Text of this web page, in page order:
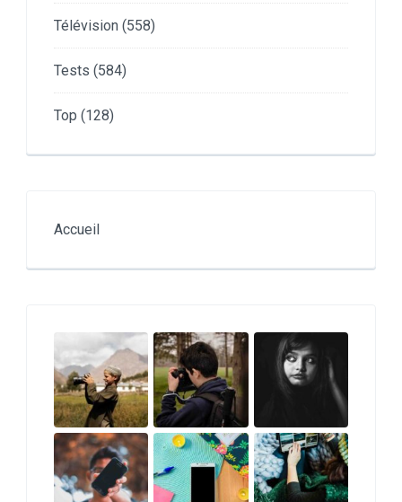
Télévision (558)
Tests (584)
Top (128)
Accueil